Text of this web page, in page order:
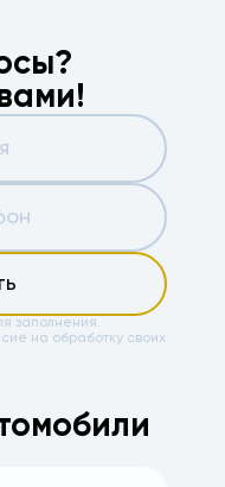
заполнения.
на обработку своих